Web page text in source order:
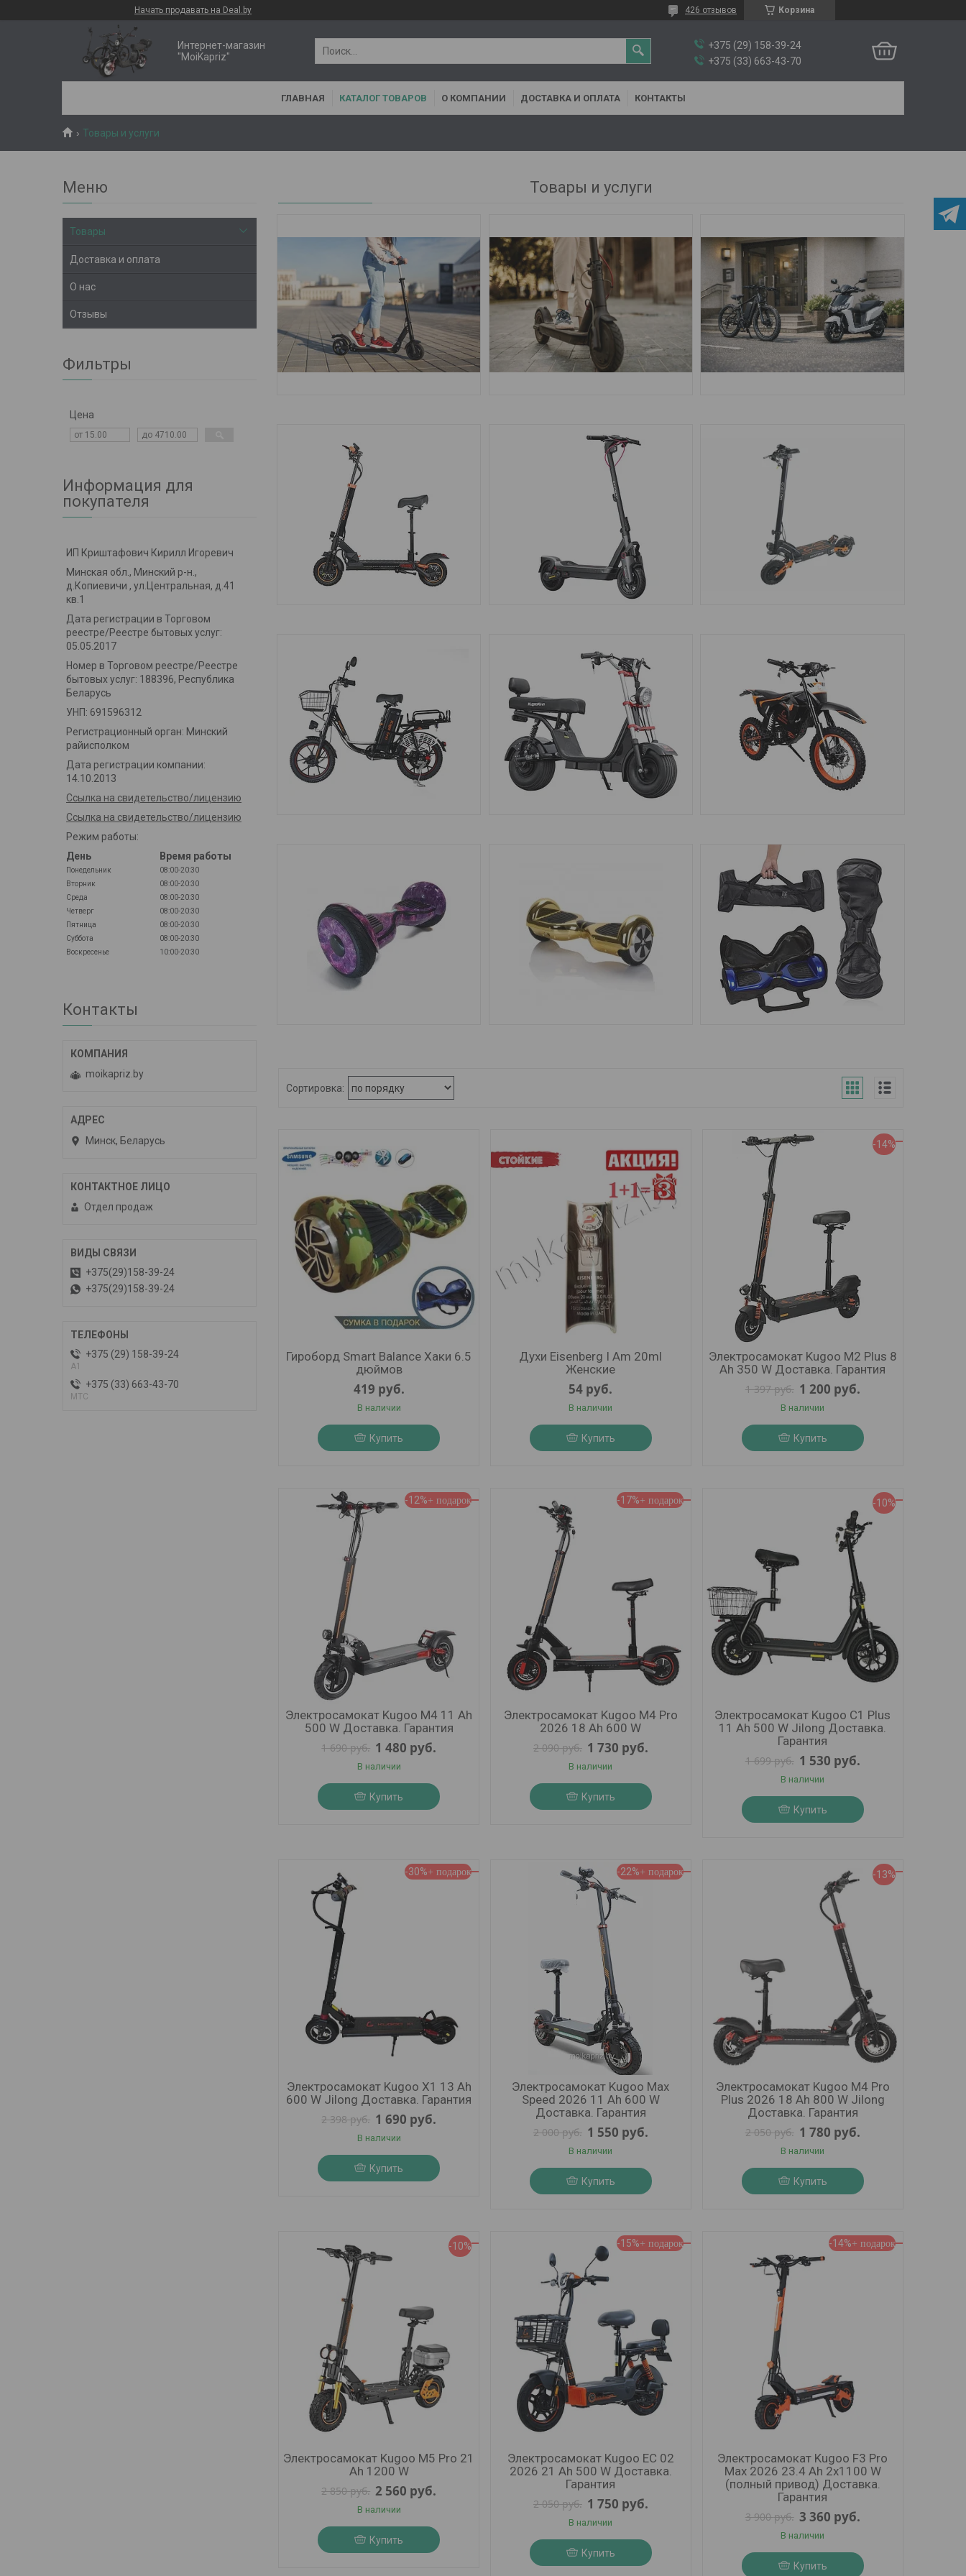
Начать продавать на Deal.by Корзина
426 отзывов
Интернет-магазин
"MoiKapriz"
+375 (29) 158-39-24
+375 (33) 663-43-70
ГЛАВНАЯ КАТАЛОГ ТОВАРОВ О КОМПАНИИ ДОСТАВКА И ОПЛАТА КОНТАКТЫ
Товары и услуги
Товары и услуги
Гироборд Smart Balance Хаки 6.5
дюймов
419 руб.
В наличии
Купить
Духи Eisenberg I Am 20ml
Женские
54 руб.
В наличии
Купить
-14%
Электросамокат Kugoo М2 Plus 8
Ah 350 W Доставка. Гарантия
1 397руб. 1 200 руб.
В наличии
Купить
-12%
Электросамокат Kugoo M4 11 Ah
500 W Доставка. Гарантия
1 690руб. 1 480 руб.
В наличии
Купить
-17%
Электросамокат Kugoo M4 Pro
2026 18 Ah 600 W
2 090руб. 1 730 руб.
В наличии
Купить
-10%
Электросамокат Kugoo C1 Plus
11 Ah 500 W Jilong Доставка.
Гарантия
1 699руб. 1 530 руб.
В наличии
Купить
-30%
Электросамокат Kugoo X1 13 Ah
600 W Jilong Доставка. Гарантия
2 398руб. 1 690 руб.
В наличии
Купить
-22%
Электросамокат Kugoo Max
Speed 2026 11 Ah 600 W
Доставка. Гарантия
2 000руб. 1 550 руб.
В наличии
Купить
-13%
Электросамокат Kugoo M4 Pro
Plus 2026 18 Ah 800 W Jilong
Доставка. Гарантия
2 050руб. 1 780 руб.
В наличии
Купить
-10%
Электросамокат Kugoo M5 Pro 21
Ah 1200 W
2 850руб. 2 560 руб.
В наличии
Купить
-15%
Электросамокат Kugoo EC 02
2026 21 Ah 500 W Доставка.
Гарантия
2 050руб. 1 750 руб.
В наличии
Купить
-14%
Электросамокат Kugoo F3 Pro
Max 2026 23.4 Ah 2x1100 W
(полный привод) Доставка.
Гарантия
3 900руб. 3 360 руб.
В наличии
Купить
Товары
Доставка и оплата
О нас
Отзывы
Фильтры
Цена
Информация для
покупателя
ИП Криштафович Кирилл Игоревич
Минская обл., Минский р-н.,
д.Копиевичи , ул.Центральная, д.41
кв.1
Дата регистрации в Торговом
реестре/Реестре бытовых услуг:
05.05.2017
Номер в Торговом реестре/Реестре
бытовых услуг: 188396, Республика
Беларусь
УНП: 691596312
Регистрационный орган: Минский
райисполком
Дата регистрации компании:
14.10.2013
Ссылка на свидетельство/лицензию
Ссылка на свидетельство/лицензию
Режим работы:
День
Время работы
Понедельник
08:00-20:30
Вторник
08:00-20:30
Среда
08:00-20:30
Четверг
08:00-20:30
Пятница
08:00-20:30
Суббота
08:00-20:30
Воскресенье
10:00-20:30
Контакты
moikapriz.by
Минск, Беларусь
Отдел продаж
+375(29)158-39-24
+375(29)158-39-24
+375 (29) 158-39-24
A1
+375 (33) 663-43-70
МТС